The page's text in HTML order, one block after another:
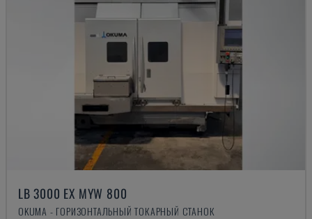
LB 3000 EX MYW 800
OKUMA - ГОРИЗОНТАЛЬНЫЙ ТОКАРНЫЙ СТАНОК